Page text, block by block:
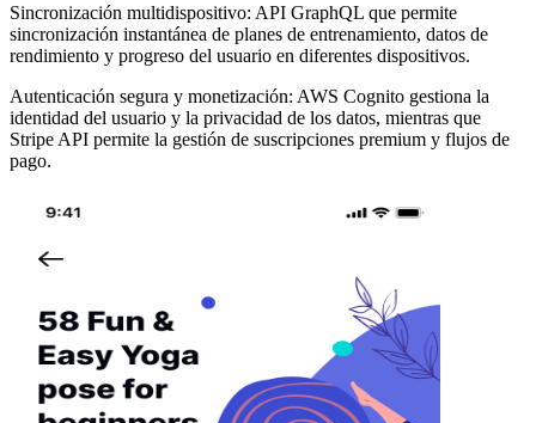
Sincronización multidispositivo: API GraphQL que permite
sincronización instantánea de planes de entrenamiento, datos de
rendimiento y progreso del usuario en diferentes dispositivos.
Autenticación segura y monetización: AWS Cognito gestiona la
identidad del usuario y la privacidad de los datos, mientras que
Stripe API permite la gestión de suscripciones premium y flujos de
pago.